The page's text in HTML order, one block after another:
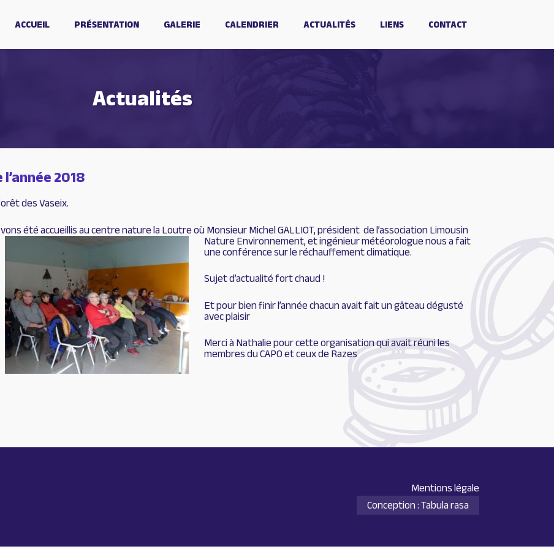
ACCUEIL PRÉSENTATION GALERIE CALENDRIER ACTUALITÉS LIENS CONTACT
Actualités
2018
des Vaseix.
été accueillis au centre nature la Loutre où Monsieur Michel GALLIOT, président de l’association Limousin
Nature Environnement, et ingénieur météorologuenous a fait
une conférence sur le réchauffement climatique.
Sujet d’actualité fort chaud !
Et pour bien finir l’année chacun avait fait un gâteau dégusté
avec plaisir
Merci à Nathalie pour cette organisation qui avait réuni les
membres du CAPO et ceux de Razes
Mentions légale
Conception : Tabula rasa